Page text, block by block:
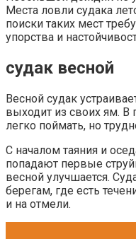
Места ловли судака
поиски таких мест
упорства и
судак весной
Весной судак
выходит из своих ям. В
легко поймать, но
С началом таяния и
попадают первые
весной улучшается.
берегам, где есть
и на отмели.